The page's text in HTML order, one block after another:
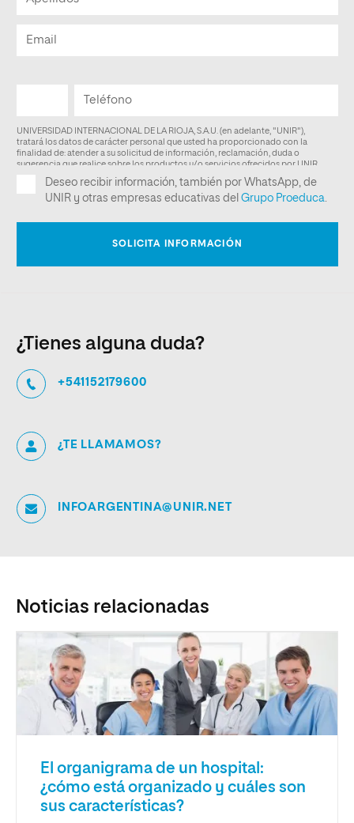
¿Tienes alguna duda?
+541152179600
¿TE LLAMAMOS?
INFOARGENTINA@UNIR.NET
Noticias relacionadas
El organigrama de un hospital:
¿cómo está organizado y cuáles son
sus características?